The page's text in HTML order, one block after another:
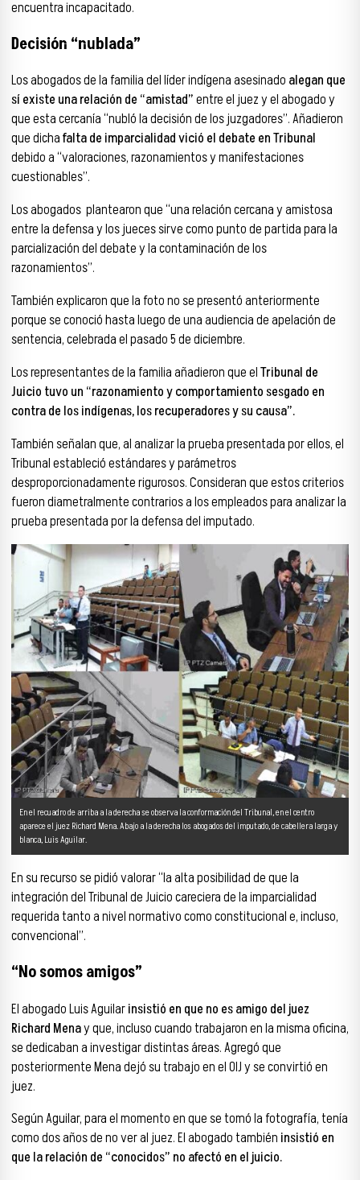
encuentra incapacitado.
Decisión “nublada”
Los abogados de la familia del líder indígena asesinado alegan que
sí existe una relación de “amistad”entre el juez y el abogado y
que esta cercanía “nubló la decisión de los juzgadores”. Añadieron
que dichafalta de imparcialidad vició el debate en Tribunal
debido a “valoraciones, razonamientos y manifestaciones
cuestionables”.
Los abogados plantearon que “una relación cercana y amistosa
entre la defensa y los jueces sirve como punto de partida para la
parcialización del debate y la contaminación de los
razonamientos”.
También explicaron que la foto no se presentó anteriormente
porque se conoció hasta luego de una audiencia de apelación de
sentencia, celebrada el pasado 5 de diciembre.
Los representantes de la familia añadieron que elTribunal de
Juicio tuvo un “razonamiento y comportamiento sesgado en
contra de los indígenas, los recuperadores y su causa”.
También señalan que, al analizar la prueba presentada por ellos, el
Tribunal estableció estándares y parámetros
desproporcionadamente rigurosos. Consideran que estos criterios
fueron diametralmente contrarios a los empleados para analizar la
prueba presentada por la defensa del imputado.
En el recuadro de arriba a la derecha se observa la conformación del Tribunal, en el centro
aparece el juez Richard Mena. Abajo a la derecha los abogados del imputado, de cabellera larga y
blanca, Luis Aguilar.
En su recurso se pidió valorar “la alta posibilidad de que la
integración del Tribunal de Juicio careciera de la imparcialidad
requerida tanto a nivel normativo como constitucional e, incluso,
convencional”.
“No somos amigos”
El abogado Luis Aguilarinsistió en que no es amigo del juez
Richard Menay que, incluso cuando trabajaron en la misma oficina,
se dedicaban a investigar distintas áreas. Agregó que
posteriormente Mena dejó su trabajo en el OIJ y se convirtió en
juez.
Según Aguilar, para el momento en que se tomó la fotografía, tenía
como dos años de no ver al juez. El abogado también insistió en
que la relación de “conocidos” no afectó en el juicio.